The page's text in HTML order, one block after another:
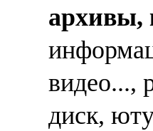
архивы,
видео...,
диск,